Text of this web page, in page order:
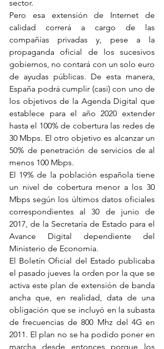
sector.
Pero esa extensión de Internet de
calidad correrá a cargo de las
compañías privadas y, pese a la
propaganda oficial de los sucesivos
gobiernos, no contará con un solo euro
de ayudas públicas. De esta manera,
España podrá cumplir (casi) con uno de
los objetivos de la Agenda Digital que
establece para el año 2020 extender
hasta el 100% de cobertura las redes de
30 Mbps. El otro objetivo es alcanzar un
50% de penetración de servicios de al
menos 100 Mbps.
El 19% de la población española tiene
un nivel de cobertura menor a los 30
Mbps según los últimos datos oficiales
correspondientes al 30 de junio de
2017, de la Secretaría de Estado para el
Avance Digital dependiente del
Ministerio de Economía.
El Boletín Oficial del Estado publicaba
el pasado jueves la orden por la que se
activa este plan de extensión de banda
ancha que, en realidad, data de una
obligación que se incluyó en la subasta
de frecuencias de 800 Mhz del 4G en
2011. El plan no se ha podido poner en
marcha desde entonces porque los